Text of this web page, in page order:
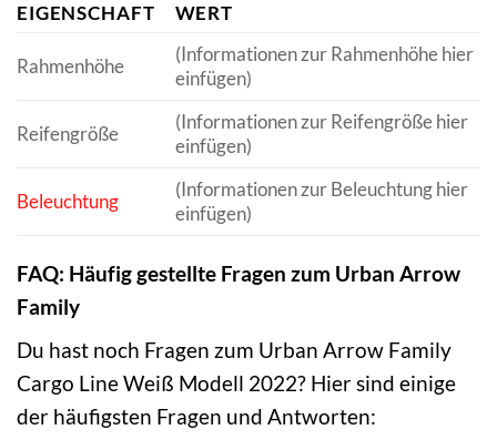
EIGENSCHAFT WERT
Rahmenhöhe
(Informationen zur Rahmenhöhe hier
einfügen)
Reifengröße
(Informationen zur Reifengröße hier
einfügen)
Beleuchtung
(Informationen zur Beleuchtung hier
einfügen)
FAQ: Häufig gestellte Fragen zum Urban Arrow
Family
Du hast noch Fragen zum Urban Arrow Family
Cargo Line Weiß Modell 2022? Hier sind einige
der häufigsten Fragen und Antworten: